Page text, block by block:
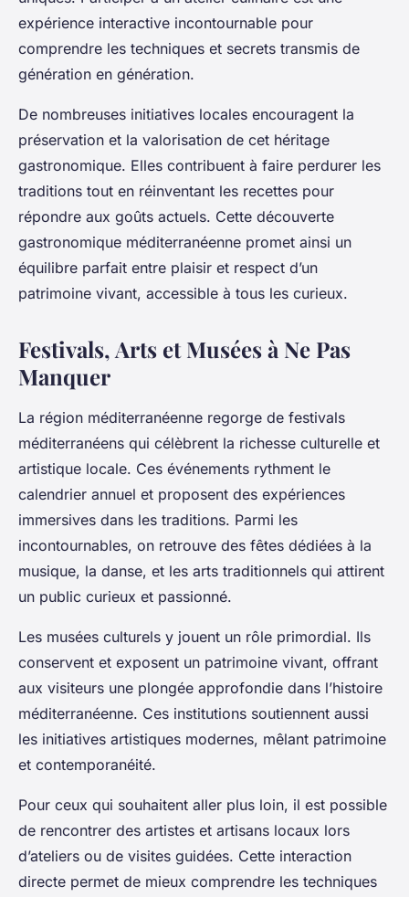
expérience interactive incontournable pour
comprendre les techniques et secrets transmis de
génération en génération.
De nombreuses initiatives locales encouragent la
préservation et la valorisation de cet héritage
gastronomique. Elles contribuent à faire perdurer les
traditions tout en réinventant les recettes pour
répondre aux goûts actuels. Cette découverte
gastronomique méditerranéenne promet ainsi un
équilibre parfait entre plaisir et respect d’un
patrimoine vivant, accessible à tous les curieux.
Festivals, Arts et Musées à Ne Pas
Manquer
La région méditerranéenne regorge de festivals
méditerranéens qui célèbrent la richesse culturelle et
artistique locale. Ces événements rythment le
calendrier annuel et proposent des expériences
immersives dans les traditions. Parmi les
incontournables, on retrouve des fêtes dédiées à la
musique, la danse, et les arts traditionnels qui attirent
un public curieux et passionné.
Les musées culturels y jouent un rôle primordial. Ils
conservent et exposent un patrimoine vivant, offrant
aux visiteurs une plongée approfondie dans l’histoire
méditerranéenne. Ces institutions soutiennent aussi
les initiatives artistiques modernes, mêlant patrimoine
et contemporanéité.
Pour ceux qui souhaitent aller plus loin, il est possible
de rencontrer des artistes et artisans locaux lors
d’ateliers ou de visites guidées. Cette interaction
directe permet de mieux comprendre les techniques